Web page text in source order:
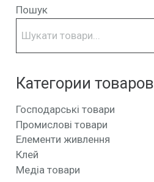
Пошук
Категории товаров
Господарські товари
Промислові товари
Елементи живлення
Клей
Медіа товари